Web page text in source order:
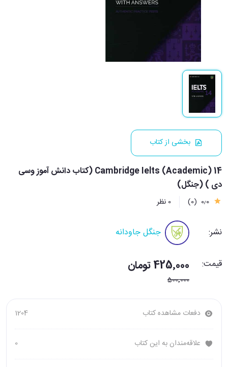
بخشی از کتاب
Cambridge Ielts (Academic) 14 (کتاب دانش آموز وسی
دی ) (جنگل)
0٫0 (0) 0 نظر
نشر: جنگل جاودانه
قیمت: 425٬000 تومان
500٬000
دفعات مشاهده کتاب 1204
علاقه‌مندان به این کتاب 0